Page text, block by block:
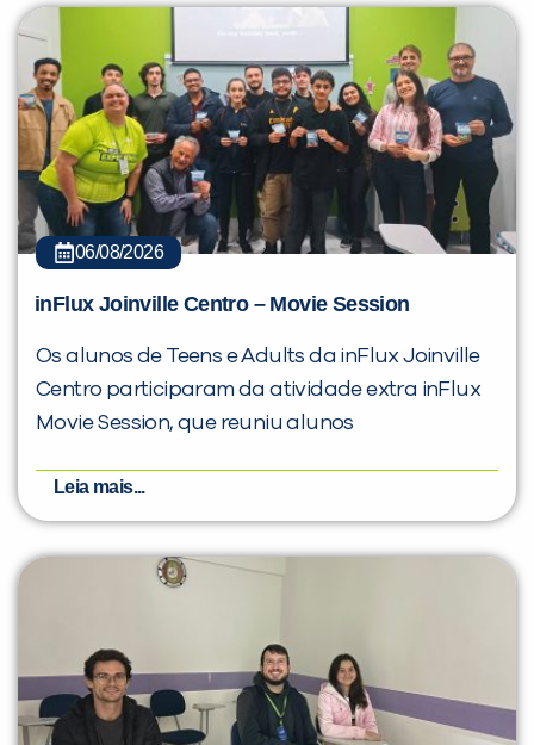
06/08/2026
inFlux Joinville Centro – Movie Session
Os alunos de Teens e Adults da inFlux Joinville
Centro participaram da atividade extra inFlux
Movie Session, que reuniu alunos
Leia mais...